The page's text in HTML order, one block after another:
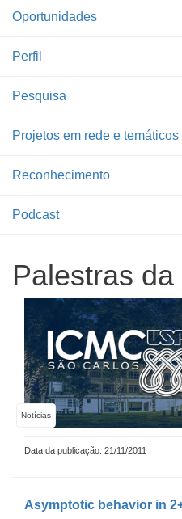
Oportunidades
Perfil
Pesquisa
Projetos em rede e temáticos
Reconhecimento
Podcast
Palestras
Notícias
Data da publicação: 21/11/2011
Asymptotic behavior in